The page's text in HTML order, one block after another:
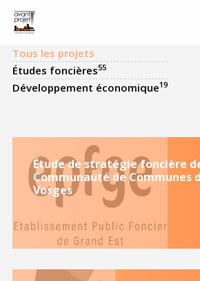
Tous les projets
Études foncières55
Développement économique19
Étude de stratégie foncière
Communauté de Communes
Vosges